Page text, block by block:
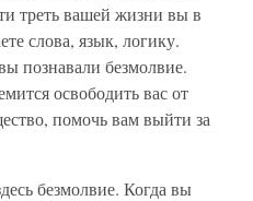
треть вашей жизни вы в
слова, язык, логику.
познавали безмолвие.
освободить вас от
помочь вам выйти за
безмолвие. Когда вы